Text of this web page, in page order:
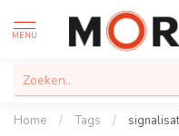
MENU
Home / Tags /